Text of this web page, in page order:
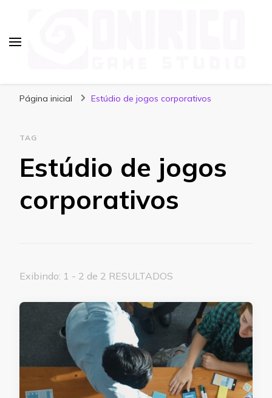
Página inicial Estúdio de jogos corporativos
TAG
Estúdio de jogos
corporativos
Exibindo: 1 - 2 de 2 RESULTADOS